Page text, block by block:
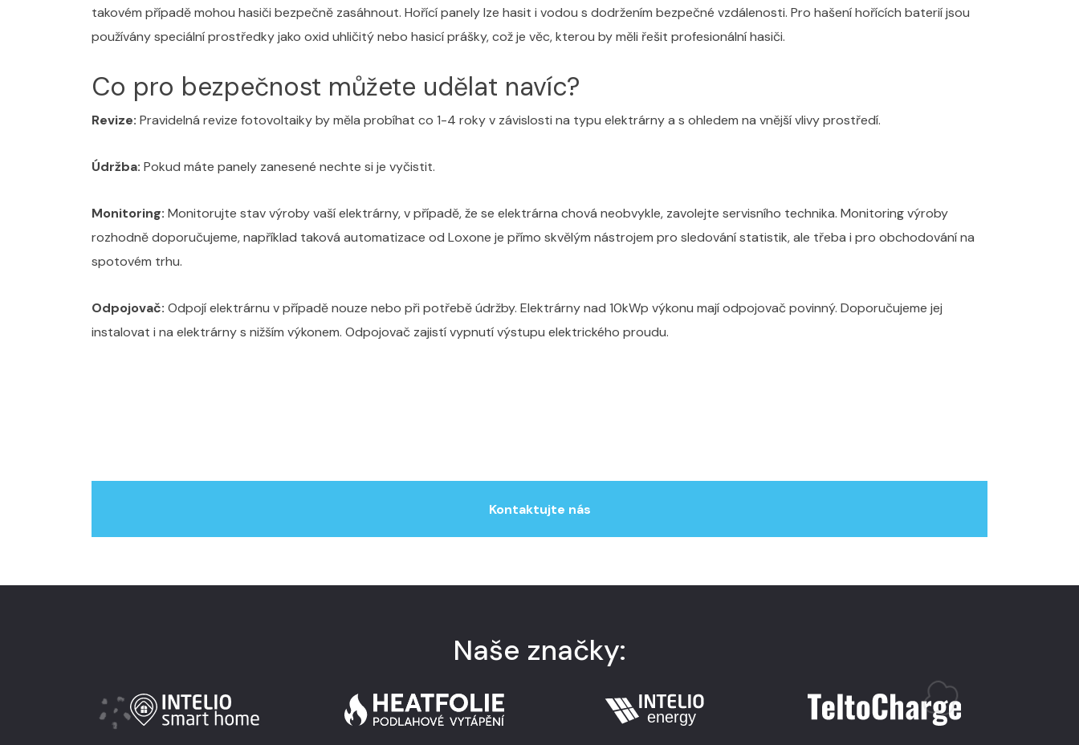
takovém případě mohou hasiči bezpečně zasáhnout. Hořící panely lze hasit i vodou s dodržením bezpečné vzdálenosti. Pro hašení hořících baterií jsou
používány speciální prostředky jako oxid uhličitý nebo hasicí prášky, což je věc, kterou by měli řešit profesionální hasiči.
Co pro bezpečnost můžete udělat navíc?
Revize: Pravidelná revize fotovoltaiky by měla probíhat co 1-4 roky v závislosti na typu elektrárny a s ohledem na vnější vlivy prostředí.
Údržba: Pokud máte panely zanesené nechte si je vyčistit.
Monitoring: Monitorujte stav výroby vaší elektrárny, v případě, že se elektrárna chová neobvykle, zavolejte servisního technika. Monitoring výroby
rozhodně doporučujeme, například taková automatizace od Loxone je přímo skvělým nástrojem pro sledování statistik, ale třeba i pro obchodování na
spotovém trhu.
Odpojovač: Odpojí elektrárnu v případě nouze nebo při potřebě údržby. Elektrárny nad 10kWp výkonu mají odpojovač povinný. Doporučujeme jej
instalovat i na elektrárny s nižším výkonem. Odpojovač zajistí vypnutí výstupu elektrického proudu.
Kontaktujte nás
Naše značky: